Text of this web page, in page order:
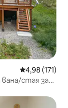
Средна
4,98 (171)
вана/стая за